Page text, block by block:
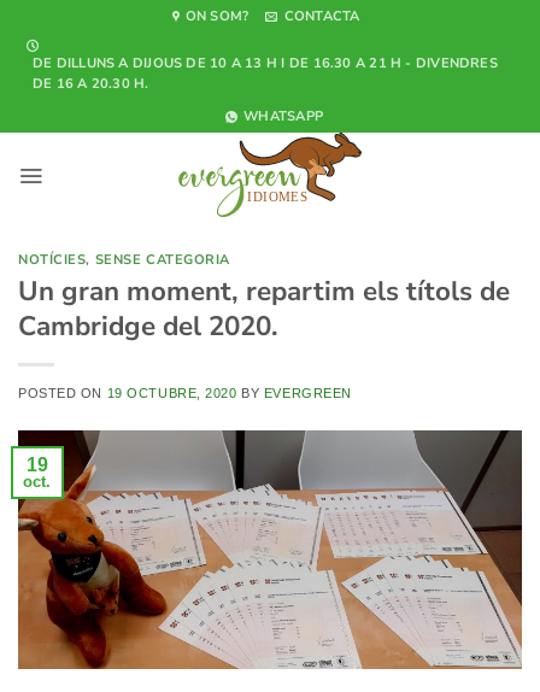
content
ON SOM? CONTACTA
DE DILLUNS A DIJOUS DE 10 A 13 H I DE 16.30 A 21 H - DIVENDRES
DE 16 A 20.30 H.
WHATSAPP
NOTÍCIES, SENSE CATEGORIA
Un gran moment, repartim els títols de
Cambridge del 2020.
POSTED ON 19 OCTUBRE, 2020 BY EVERGREEN
19
oct.